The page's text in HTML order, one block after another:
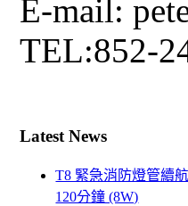
E-mail:
TEL:852-
Latest News
T8 緊急消防燈管續航
120分鐘 (8W)